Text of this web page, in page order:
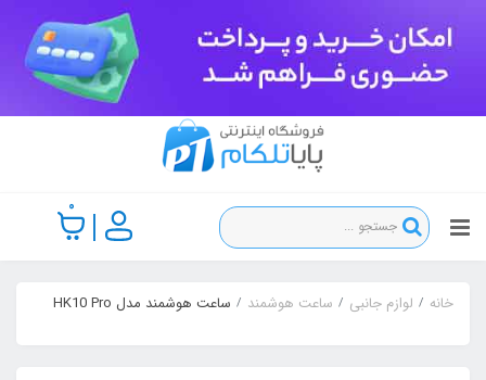
0
خانه لوازم جانبی ساعت هوشمند ساعت هوشمند مدل HK10 Pro